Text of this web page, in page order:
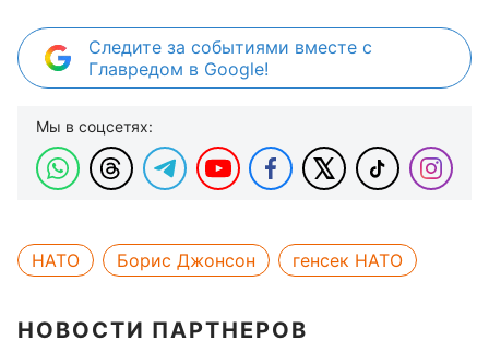
Следите за событиями вместе с
Главредом в Google!
Мы в соцсетях:
НАТО Борис Джонсон генсек НАТО
НОВОСТИ ПАРТНЕРОВ